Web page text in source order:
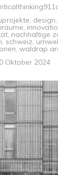
, design,
,
, nachhaltige
, schweiz,
, waldrap
Oktober 2024